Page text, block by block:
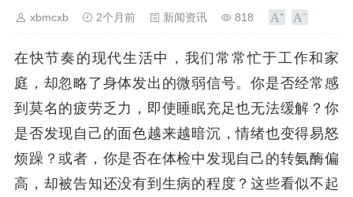
xbmcxb 2个月前 新闻资讯 818
在快节奏的现代生活中，我们常常忙于工作和家
庭，却忽略了身体发出的微弱信号。你是否经常感
到莫名的疲劳乏力，即使睡眠充足也无法缓解？你
是否发现自己的面色越来越暗沉，情绪也变得易怒
烦躁？或者，你是否在体检中发现自己的转氨酶偏
高，却被告知还没有到生病的程度？这些看似不起